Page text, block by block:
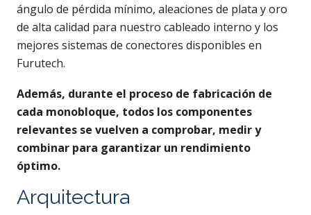
ángulo de pérdida mínimo, aleaciones de plata y oro
de alta calidad para nuestro cableado interno y los
mejores sistemas de conectores disponibles en
Furutech.
Además, durante el proceso de fabricación de
cada monobloque, todos los componentes
relevantes se vuelven a comprobar, medir y
combinar para garantizar un rendimiento
óptimo.
Arquitectura